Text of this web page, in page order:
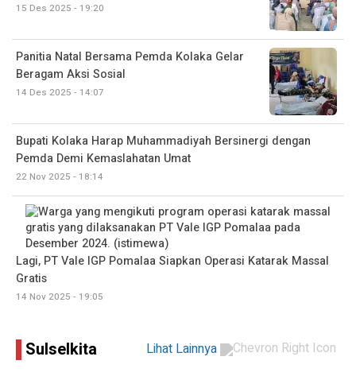
15 Des 2025 - 19:20
Panitia Natal Bersama Pemda Kolaka Gelar
Beragam Aksi Sosial
14 Des 2025 - 14:07
Bupati Kolaka Harap Muhammadiyah Bersinergi dengan
Pemda Demi Kemaslahatan Umat
22 Nov 2025 - 18:14
Lagi, PT Vale IGP Pomalaa Siapkan Operasi Katarak Massal
Gratis
14 Nov 2025 - 19:05
Sulselkita Lihat Lainnya